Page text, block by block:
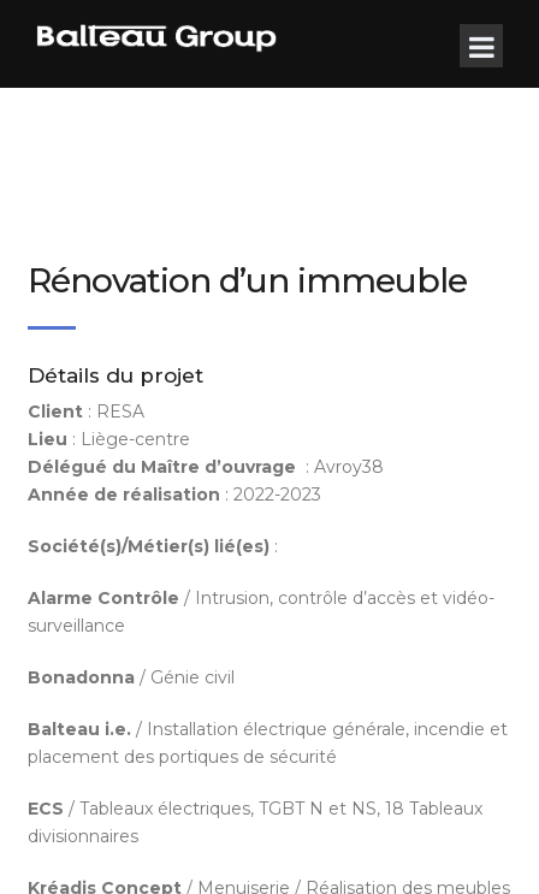
Rénovation d’un immeuble
Détails du projet
Client: RESA
Lieu : Liège-centre
Délégué du Maître d’ouvrage : Avroy38
Année de réalisation : 2022-2023
Société(s)/Métier(s) lié(es):
Alarme Contrôle / Intrusion, contrôle d’accès et vidéo-
surveillance
Bonadonna/ Génie civil
Balteau i.e./ Installation électrique générale, incendie et
placement des portiques de sécurité
ECS / Tableaux électriques, TGBT N et NS, 18 Tableaux
divisionnaires
Kréadis Concept/ Menuiserie / Réalisation des meubles